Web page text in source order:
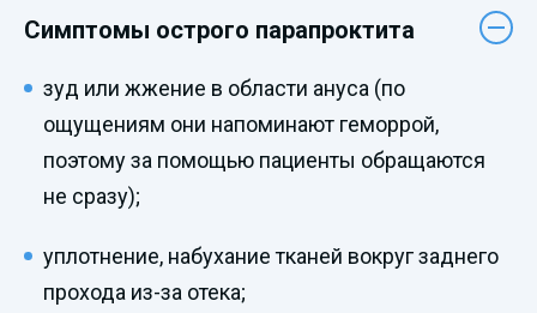
Симптомы острого парапроктита
зуд или жжение в области ануса (по
ощущениям они напоминают геморрой,
поэтому за помощью пациенты обращаются
не сразу);
уплотнение, набухание тканей вокруг заднего
прохода из-за отека;